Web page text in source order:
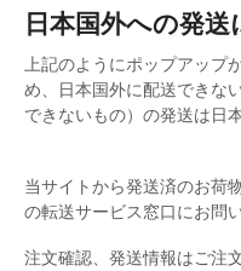
日本国外への発
上記のようにポップアップ
め、日本国外に配送できな
できないもの）の発送は日
当サイトから発送済のお荷
の転送サービス窓口にお問
注文確認、発送情報はご注